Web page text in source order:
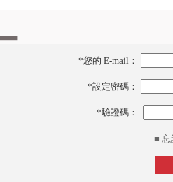
*您的 E-mail：
*設定密碼：
*驗證碼：
■